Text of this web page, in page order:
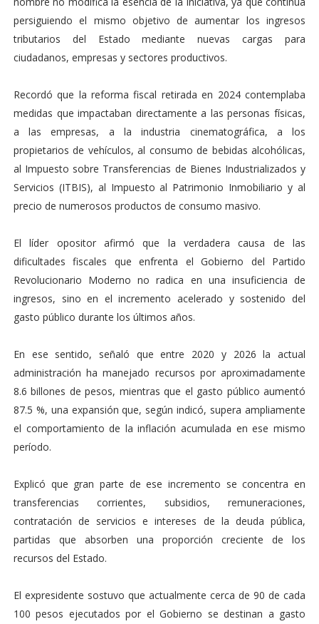
persiguiendo el mismo objetivo de aumentar los ingresos
tributarios del Estado mediante nuevas cargas para
ciudadanos, empresas y sectores productivos.
Recordó que la reforma fiscal retirada en 2024 contemplaba
medidas que impactaban directamente a las personas físicas,
a las empresas, a la industria cinematográfica, a los
propietarios de vehículos, al consumo de bebidas alcohólicas,
al Impuesto sobre Transferencias de Bienes Industrializados y
Servicios (ITBIS), al Impuesto al Patrimonio Inmobiliario y al
precio de numerosos productos de consumo masivo.
El líder opositor afirmó que la verdadera causa de las
dificultades fiscales que enfrenta el Gobierno del Partido
Revolucionario Moderno no radica en una insuficiencia de
ingresos, sino en el incremento acelerado y sostenido del
gasto público durante los últimos años.
En ese sentido, señaló que entre 2020 y 2026 la actual
administración ha manejado recursos por aproximadamente
8.6 billones de pesos, mientras que el gasto público aumentó
87.5 %, una expansión que, según indicó, supera ampliamente
el comportamiento de la inflación acumulada en ese mismo
período.
Explicó que gran parte de ese incremento se concentra en
transferencias corrientes, subsidios, remuneraciones,
contratación de servicios e intereses de la deuda pública,
partidas que absorben una proporción creciente de los
recursos del Estado.
El expresidente sostuvo que actualmente cerca de 90 de cada
100 pesos ejecutados por el Gobierno se destinan a gasto